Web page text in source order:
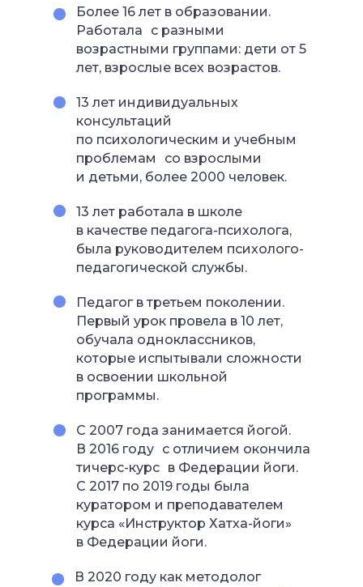
В 2020 году как методолог
Более 16 лет в образовании.
Работала с разными
возрастными группами: дети от 5
лет, взрослые всех возрастов.
13 лет индивидуальных
консультаций
по психологическим и учебным
проблемам со взрослыми
и детьми, более 2000 человек.
13 лет работала в школе
в качестве педагога-психолога,
была руководителем психолого-
педагогической службы.
Педагог в третьем поколении.
Первый урок провела в 10 лет,
обучала одноклассников,
которые испытывали сложности
в освоении школьной
программы.
С 2007 года занимается йогой.
В 2016 году с отличием окончила
тичерс-курс в Федерации йоги.
С 2017 по 2019 годы была
куратором и преподавателем
курса «Инструктор Хатха-йоги»
в Федерации йоги.